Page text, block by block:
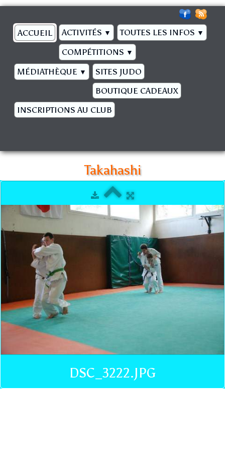
ACCUEIL ACTIVITÉS ▼ TOUTES LES INFOS ▼
COMPÉTITIONS ▼
MÉDIATHÈQUE ▼
SITES JUDO
BOUTIQUE CADEAUX
INSCRIPTIONS AU CLUB
Takahashi
DSC_3222.JPG